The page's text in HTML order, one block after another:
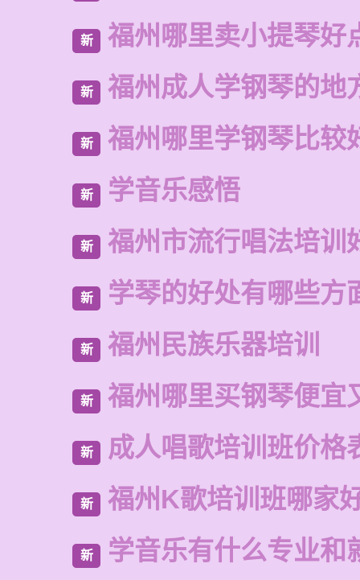
新 福州哪里卖小提琴好
新 福州成人学钢琴的地
新 福州哪里学钢琴比较
新 学音乐感悟
新 福州市流行唱法培训
新 学琴的好处有哪些方
新 福州民族乐器培训
新 福州哪里买钢琴便宜
新 成人唱歌培训班价格
新 福州K歌培训班哪家
新 学音乐有什么专业和